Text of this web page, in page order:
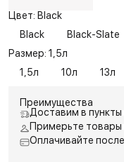
Цвет: Black
Black
Black-Slate
Размер: 1,5л
1,5л
10л 13л
Преимущества
Доставим в
Примерьте
Оплачивайте